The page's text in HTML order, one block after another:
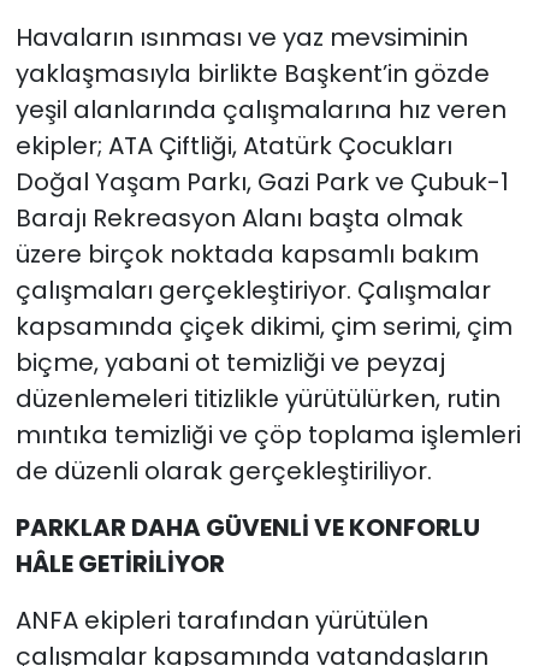
Havaların ısınması ve yaz mevsiminin
yaklaşmasıyla birlikte Başkent’in gözde
yeşil alanlarında çalışmalarına hız veren
ekipler; ATA Çiftliği, Atatürk Çocukları
Doğal Yaşam Parkı, Gazi Park ve Çubuk-1
Barajı Rekreasyon Alanı başta olmak
üzere birçok noktada kapsamlı bakım
çalışmaları gerçekleştiriyor. Çalışmalar
kapsamında çiçek dikimi, çim serimi, çim
biçme, yabani ot temizliği ve peyzaj
düzenlemeleri titizlikle yürütülürken, rutin
mıntıka temizliği ve çöp toplama işlemleri
de düzenli olarak gerçekleştiriliyor.
PARKLAR DAHA GÜVENLİ VE KONFORLU
HÂLE GETİRİLİYOR
ANFA ekipleri tarafından yürütülen
çalışmalar kapsamında vatandaşların